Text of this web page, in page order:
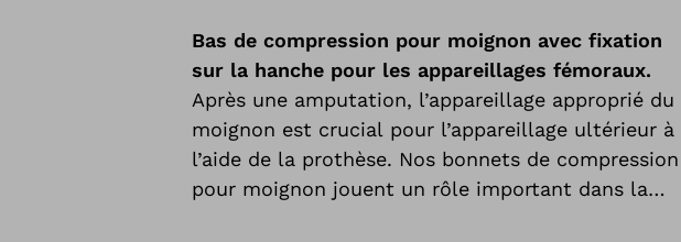
Bas de compression pour moignon avec fixation
sur la hanche pour les appareillages fémoraux.
Après une amputation, l’appareillage approprié du
moignon est crucial pour l’appareillage ultérieur à
l’aide de la prothèse. Nos bonnets de compression
pour moignon jouent un rôle important dans la